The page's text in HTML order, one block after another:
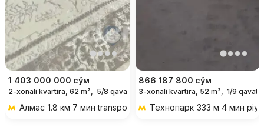
1 403 000 000 сўм
2-xonali kvartira, 62 m², 5/8 qavat
Алмас 1.8 км 7 мин transportda
866 187 800 сўм
3-xonali kvartira, 52 m², 1/9 qavat
Технопарк 333 м 4 мин